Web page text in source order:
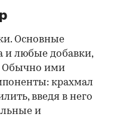
Основные
и любые добавки,
Обычно ими
крахмал
введя в него
и